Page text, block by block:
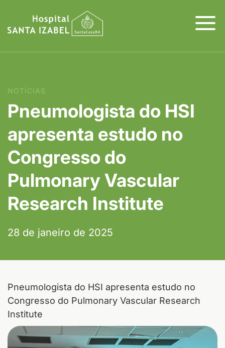
NOTÍCIAS
Pneumologista do HSI
apresenta estudo no
Congresso do
Pulmonary Vascular
Research Institute
28 de janeiro de 2025
Pneumologista do HSI apresenta estudo no
Congresso do Pulmonary Vascular Research
Institute